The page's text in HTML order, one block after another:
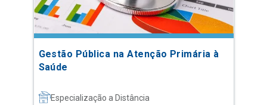
Gestão Pública na Atenção Primária à
Saúde
Especialização a Distância